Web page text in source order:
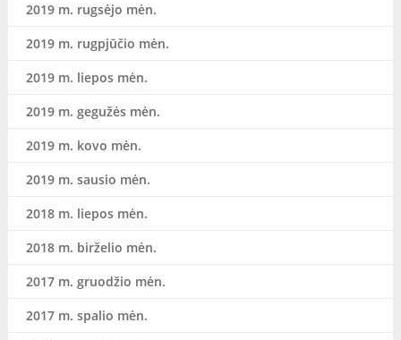
2019 m. rugsėjo mėn.
2019 m. rugpjūčio mėn.
2019 m. liepos mėn.
2019 m. gegužės mėn.
2019 m. kovo mėn.
2019 m. sausio mėn.
2018 m. liepos mėn.
2018 m. birželio mėn.
2017 m. gruodžio mėn.
2017 m. spalio mėn.